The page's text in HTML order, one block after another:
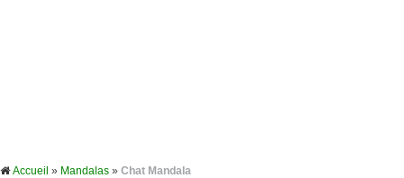
Accueil » Mandalas » Chat Mandala